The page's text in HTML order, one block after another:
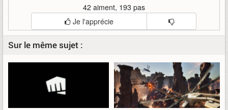
42 aiment, 193 pas
Je l'apprécie
Sur le même sujet :